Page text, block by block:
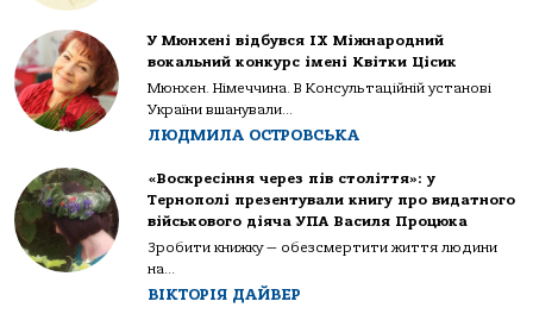
У Мюнхені відбувся IX Міжнародний
вокальний конкурс імені Квітки Цісик
Мюнхен. Німеччина. В Консультаційній установі
України вшанували...
ЛЮДМИЛА ОСТРОВСЬКА
«Воскресіння через пів століття»: у
Тернополі презентували книгу про видатного
військового діяча УПА Василя Процюка
Зробити книжку — обезсмертити життя людини
на...
ВІКТОРІЯ ДАЙВЕР